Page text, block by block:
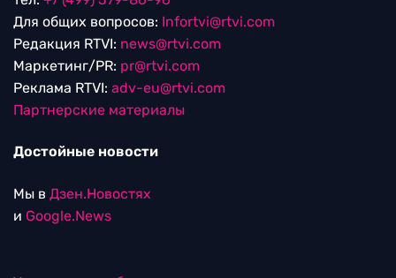
Для общих вопросов: Infortvi@rtvi.com
Редакция RTVI: news@rtvi.com
Маркетинг/PR: pr@rtvi.com
Реклама RTVI: adv-eu@rtvi.com
Партнерские материалы
Достойные новости
Мы в Дзен.Новостях
и Google.News